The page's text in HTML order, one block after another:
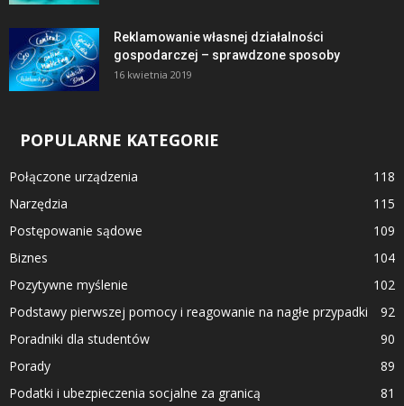
Reklamowanie własnej działalności
gospodarczej – sprawdzone sposoby
16 kwietnia 2019
POPULARNE KATEGORIE
Połączone urządzenia
118
Narzędzia
115
Postępowanie sądowe
109
Biznes
104
Pozytywne myślenie
102
Podstawy pierwszej pomocy i reagowanie na nagłe przypadki
92
Poradniki dla studentów
90
Porady
89
Podatki i ubezpieczenia socjalne za granicą
81